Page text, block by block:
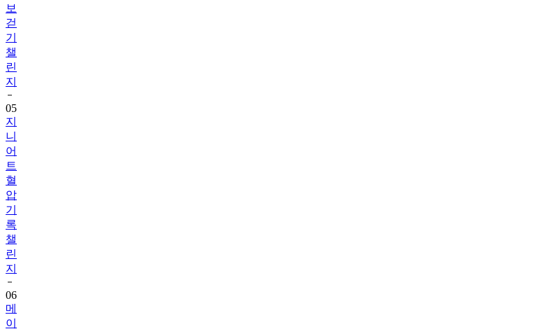
보
걷
기
챌
린
지
05
지
니
어
트
혈
압
기
록
챌
린
지
06
메
이